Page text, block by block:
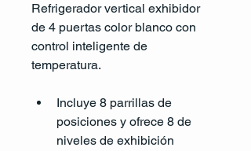
Refrigerador vertical exhibidor
de 4 puertas color blanco con
control inteligente de
temperatura.
Incluye 8 parrillas de
posiciones y ofrece 8 de
niveles de exhibición